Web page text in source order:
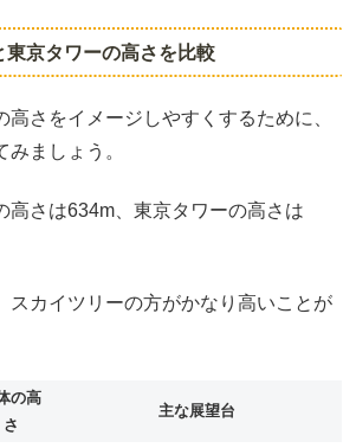
東京タワーの高さを比較
高さをイメージしやすくするために、
ましょう。
高さは634m、東京タワーの高さは
スカイツリーの方がかなり高いことが
の高
さ
主な展望台